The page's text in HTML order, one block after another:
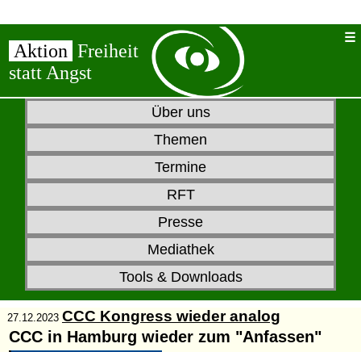
Aktion Freiheit
statt Angst
Über uns
Themen
Termine
RFT
Presse
Mediathek
Tools & Downloads
27.12.2023 CCC Kongress wieder analog
CCC in Hamburg wieder zum "Anfassen"